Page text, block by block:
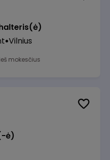
Vilnius
mokesčius
ė)